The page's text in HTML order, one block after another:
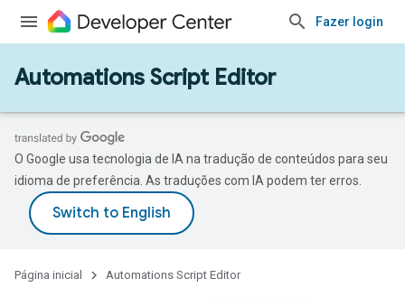
Fazer login
Automations Script Editor
O Google usa tecnologia de IA na tradução de conteúdos para seu
idioma de preferência. As traduções com IA podem ter erros.
Página inicial Automations Script Editor